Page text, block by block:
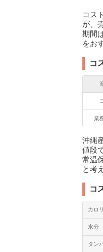
コス
が、
期間
をお
コ
業
沖縄
値段
常温
と考
コ
カロ
水分
タン